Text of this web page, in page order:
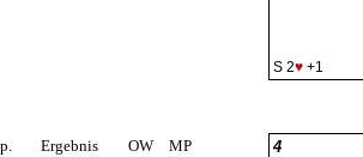
S 2♥+1
Ergebnis OW MP
4